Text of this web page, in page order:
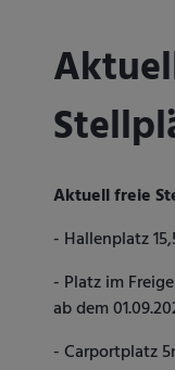
Aktuell freie
- Hallenplatz
- Platz im
ab dem
- Carportplatz